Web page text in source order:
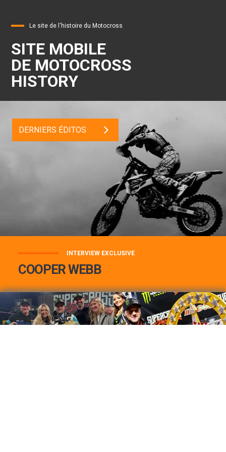
Le site de l'histoire du Motocross
SITE MOBILE
DE MOTOCROSS
HISTORY
DERNIERS ÉDITOS
INTERVIEW EXCLUSIVE
COOPER WEBB